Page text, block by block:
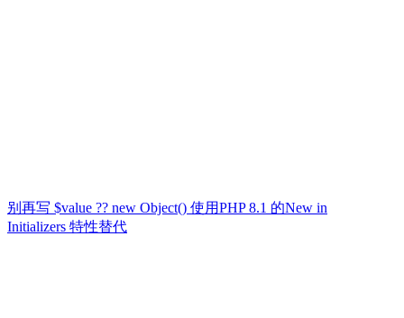
别再写 $value ?? new Object() 使用PHP 8.1 的New in
Initializers 特性替代